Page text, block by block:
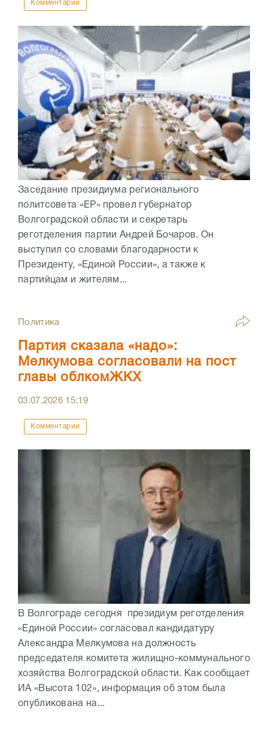
Комментарии
Заседание президиума регионального
политсовета «ЕР» провел губернатор
Волгоградской области и секретарь
реготделения партии Андрей Бочаров. Он
выступил со словами благодарности к
Президенту, «Единой России», а также к
партийцам и жителям...
Политика
Партия сказала «надо»:
Мелкумова согласовали на пост
главы облкомЖКХ
03.07.2026 15:19
Комментарии
В Волгограде сегодня президиум реготделения
«Единой России» согласовал кандидатуру
Александра Мелкумова на должность
председателя комитета жилищно-коммунального
хозяйства Волгоградской области. Как сообщает
ИА «Высота 102», информация об этом была
опубликована на...